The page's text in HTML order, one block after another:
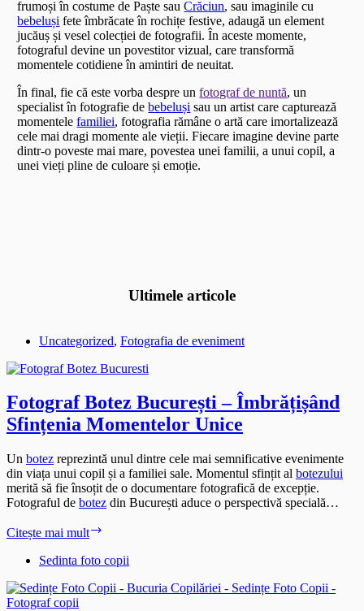
frumoși în costume de Paște sauCrăciun, sau imaginile cu
bebeluși fete îmbrăcate în rochițe festive, adaugă un element
jucăuș și vesel colecției de fotografii. În aceste momente,
fotograful devine un povestitor vizual, care transformă
momentele cotidiene în amintiri de neuitat.
În final, fie că este vorba despre unfotograf de nuntă, un
specialist în fotografie debebeluși sau un artist care capturează
momentelefamiliei, fotografia rămâne o artă care imortalizează
cele mai dragi momente ale vieții. Fiecare imagine devine parte
dintr-o poveste mai mare, povestea unei familii, a unui copil, a
unei vieți pline de culoare și emoție.
Ultimele articole
Uncategorized, Fotografia de eveniment
Fotograf Botez București – Îmbrățișând
Sfințenia Momentelor Unice
Un botez reprezintă unul dintre cele mai semnificative evenimente
din viața unui copil și a familiei sale. Momentul sfințit al botezului
merită să fie însoțit de o documentare fotografică de excepție.
Fotograful de botez din București aduce o perspectivă specială…
Citește mai mult
București
Îmbrățișând
Sedinta foto copii